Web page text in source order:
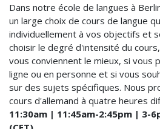
Dans notre école de langues à
un large choix de cours de langue
individuellement à vos objectifs et
choisir le degré d'intensité du
vous conviennent le mieux, si vous
ligne ou en personne et si vous
sur des sujets spécifiques. Nous
cours d'allemand à quatre heures
11:30am | 11:45am-2:45pm | 3-